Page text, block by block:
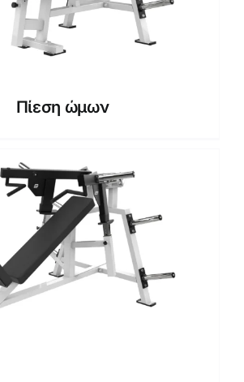
Πίεση ώμων